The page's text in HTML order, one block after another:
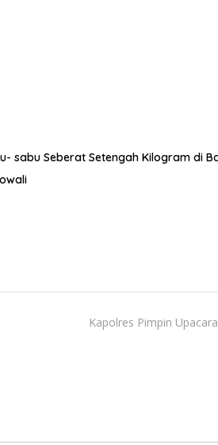
sabu Seberat Setengah Kilogram di
Kapolres Pimpin